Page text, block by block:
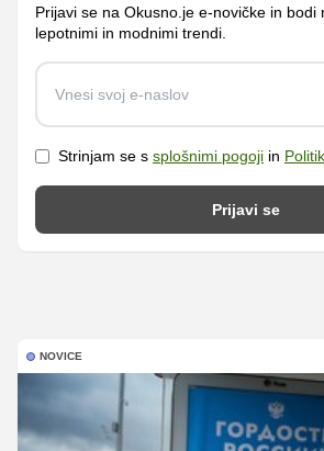
Prijavi se na Okusno.je e-novičke in bodi
lepotnimi in modnimi trendi.
Strinjam se s splošnimi pogoji in
Prijavi se
NOVICE